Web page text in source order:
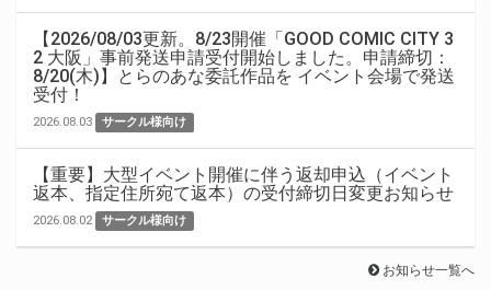
【2026/08/03更新。8/23開催「GOOD COMIC CITY 3
2 大阪」事前発送申請受付開始しました。申請締切：
8/20(木)】とらのあな委託作品を イベント会場で発送
受付！
2026.08.03 サークル様向け
【重要】大型イベント開催に伴う返却申込（イベント
返本、指定住所宛て返本）の受付締切日変更お知らせ
2026.08.02 サークル様向け
お知らせ一覧へ